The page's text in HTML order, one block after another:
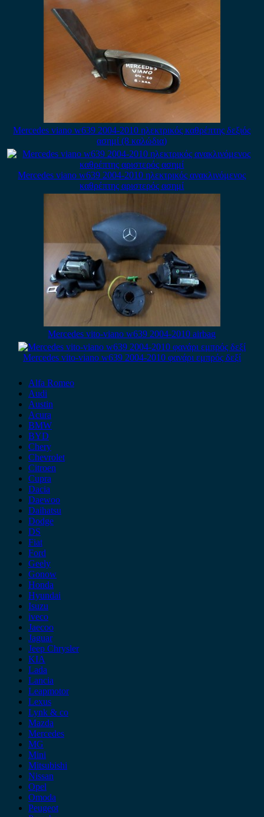
Mercedes viano w639 2004-2010 ηλεκτρικός καθρέπτης δεξιός
ασημί (8 καλώδια)
Mercedes viano w639 2004-2010 ηλεκτρικός ανακλινόμενος
καθρέπτης αριστερός ασημί
Mercedes vito-viano w639 2004-2010 airbag
Mercedes vito-viano w639 2004-2010 φανάρι εμπρός δεξί
Alfa Romeo
Audi
Austin
Acura
BMW
BYD
Chery
Chevrolet
Citroen
Cupra
Dacia
Daewoo
Daihatsu
Dodge
DS
Fiat
Ford
Geely
Gonow
Honda
Hyundai
Isuzu
iveco
Jaecoo
Jaguar
Jeep Chrysler
KIA
Lada
Lancia
Leapmotor
Lexus
Lynk & co
Mazda
Mercedes
MG
Mini
Mitsubishi
Nissan
Opel
Omoda
Peugeot